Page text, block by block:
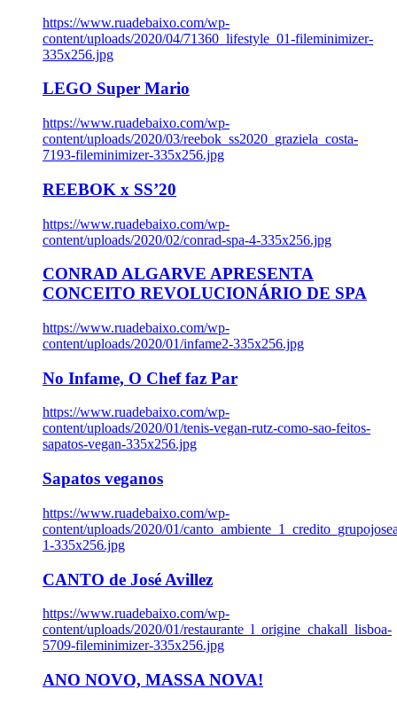
https://www.ruadebaixo.com/wp-
content/uploads/2020/04/71360_lifestyle_01-fileminimizer-
335x256.jpg
LEGO Super Mario
https://www.ruadebaixo.com/wp-
content/uploads/2020/03/reebok_ss2020_graziela_costa-
7193-fileminimizer-335x256.jpg
REEBOK x SS’20
https://www.ruadebaixo.com/wp-
content/uploads/2020/02/conrad-spa-4-335x256.jpg
CONRAD ALGARVE APRESENTA
CONCEITO REVOLUCIONÁRIO DE SPA
https://www.ruadebaixo.com/wp-
content/uploads/2020/01/infame2-335x256.jpg
No Infame, O Chef faz Par
https://www.ruadebaixo.com/wp-
content/uploads/2020/01/tenis-vegan-rutz-como-sao-feitos-
sapatos-vegan-335x256.jpg
Sapatos veganos
https://www.ruadebaixo.com/wp-
content/uploads/2020/01/
1-335x256.jpg
CANTO de José Avillez
https://www.ruadebaixo.com/wp-
content/uploads/2020/01/restaurante_l_origine_chakall_lisboa-
5709-fileminimizer-335x256.jpg
ANO NOVO, MASSA NOVA!